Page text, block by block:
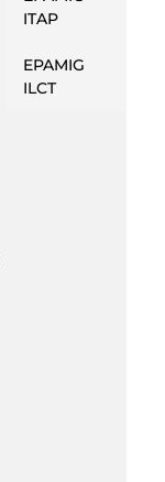
ITAP
EPAMIG
ILCT